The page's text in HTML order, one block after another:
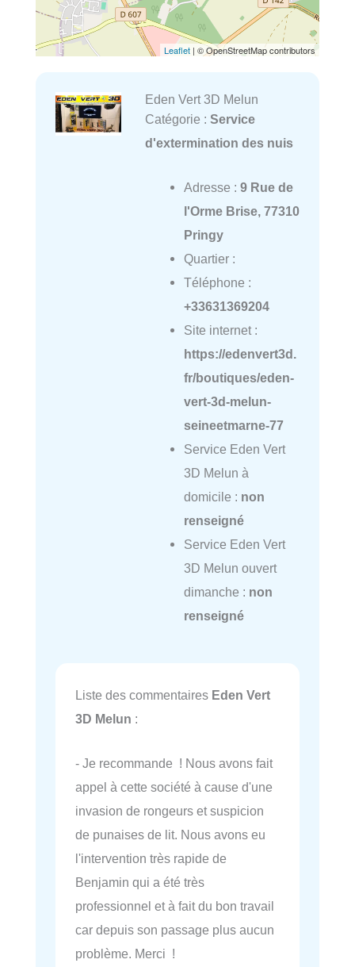
Leaflet | © OpenStreetMap contributors
Eden Vert 3D Melun
Catégorie : Service
d'extermination des nuis
Adresse : 9 Rue de
l'Orme Brise, 77310
Pringy
Quartier :
Téléphone :
+33631369204
Site internet :
https://edenvert3d.
fr/boutiques/eden-
vert-3d-melun-
seineetmarne-77
Service Eden Vert
3D Melun à
domicile : non
renseigné
Service Eden Vert
3D Melun ouvert
dimanche : non
renseigné
Liste des commentaires Eden Vert
3D Melun :
- Je recommande ! Nous avons fait
appel à cette société à cause d'une
invasion de rongeurs et suspicion
de punaises de lit. Nous avons eu
l'intervention très rapide de
Benjamin qui a été très
professionnel et à fait du bon travail
car depuis son passage plus aucun
problème. Merci !